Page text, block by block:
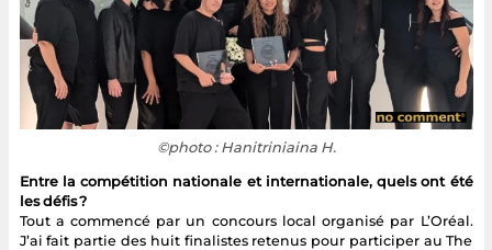
©photo : Hanitriniaina H.
Entre la compétition nationale et internationale, quels ont été
les défis ?
Tout a commencé par un concours local organisé par L’Oréal.
J’ai fait partie des huit finalistes retenus pour participer au The